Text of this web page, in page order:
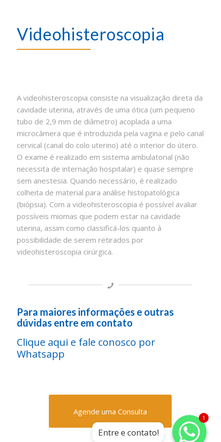
Videohisteroscopia
A videohisteroscopia consiste na visualização direta da
cavidade uterina, através de uma ótica (um pequeno
tubo de 2,9 mm de diâmetro) acoplada a uma
microcâmera que é introduzida pela vagina e pelo canal
cervical (canal do colo uterino) até o interior do útero.
O exame é realizado em sistema ambulatorial (não
necessita de internação hospitalar) e quase sempre
sem anestesia. Quando necessário, é realizado
colheita de material para análise histopatológica
(biópsia). Com a videohisteroscopia é possível avaliar
possíveis miomas que podem estar na cavidade
uterina, assim como classificá-los quanto à
possibilidade de serem retirados por
videohisteroscopia cirúrgica.
Para maiores informações e outras
dúvidas entre em contato
Clique aqui e fale conosco por
Whatsapp
Agende uma Consulta Whatsapp
Whatsapp
Whatsapp
1
Entre e contato!